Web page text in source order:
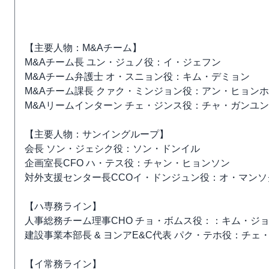
【主要人物：M&Aチーム】
M&Aチーム長 ユン・ジュノ役：イ・ジェフン
M&Aチーム弁護士 オ・スニョン役：キム・デミョン
M&Aチーム課長 クァク・ミンジョン役：アン・ヒョンホ
M&Aリームインターン チェ・ジンス役：チャ・ガンユン
【主要人物：サンイングループ】
会長 ソン・ジェシク役：ソン・ドンイル
企画室長CFO ハ・テス役：チャン・ヒョンソン
対外支援センター長CCOイ・ドンジュン役：オ・マンソ
【ハ専務ライン】
人事総務チーム理事CHO チョ・ボムス役：：キム・ジ
建設事業本部長 & ヨンアE&C代表 パク・テホ役：チェ
【イ常務ライン】